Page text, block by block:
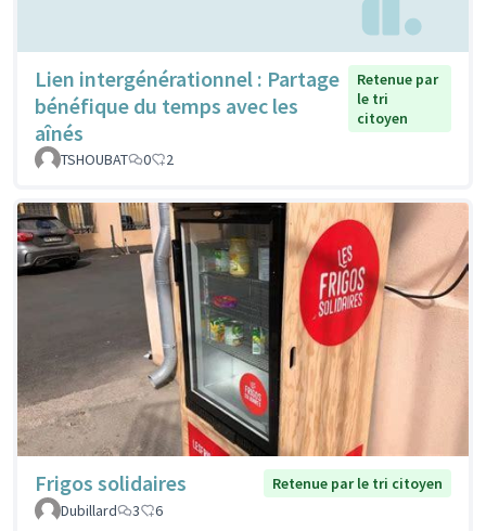
Lien intergénérationnel : Partage
bénéfique du temps avec les
aînés
Retenue par
le tri
citoyen
TSHOUBAT 0 2
Frigos solidaires
Retenue par le tri citoyen
Dubillard
3 6